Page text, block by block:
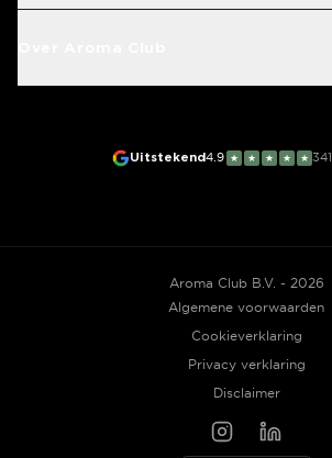
Uitstekend4.9 ★ ★ ★ ★ ★ 341
Aroma Club B.V. - 2026
Algemene voorwaarden
Cookieverklaring
Privacy verklaring
Disclaimer